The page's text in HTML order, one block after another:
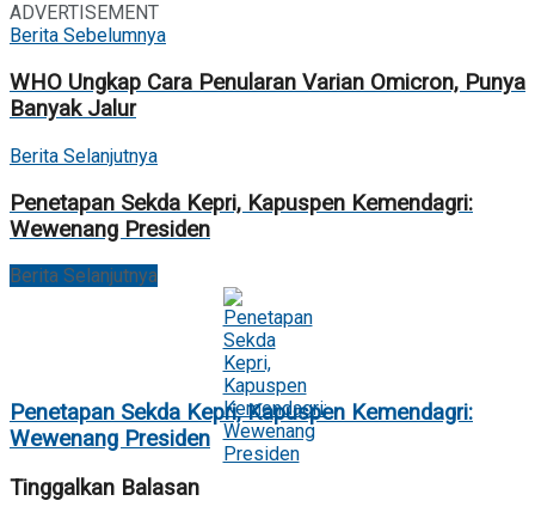
ADVERTISEMENT
Berita Sebelumnya
WHO Ungkap Cara Penularan Varian Omicron, Punya
Banyak Jalur
Berita Selanjutnya
Penetapan Sekda Kepri, Kapuspen Kemendagri:
Wewenang Presiden
Berita Selanjutnya
Penetapan Sekda Kepri, Kapuspen Kemendagri:
Wewenang Presiden
Tinggalkan Balasan